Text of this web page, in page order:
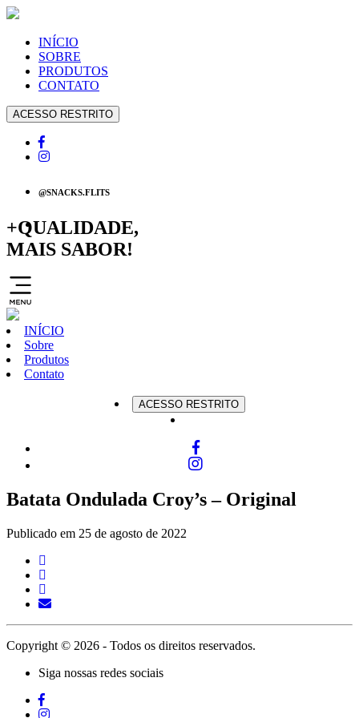
INÍCIO
SOBRE
PRODUTOS
CONTATO
ACESSO RESTRITO
@SNACKS.FLITS
+QUALIDADE,
MAIS SABOR!
INÍCIO
Sobre
Produtos
Contato
ACESSO RESTRITO
Batata Ondulada Croy’s – Original
Publicado em 25 de agosto de 2022
Copyright © 2026 - Todos os direitos reservados.
Siga nossas redes sociais